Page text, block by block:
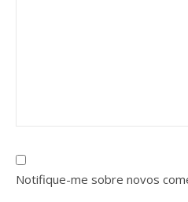
Notifique-me sobre novos